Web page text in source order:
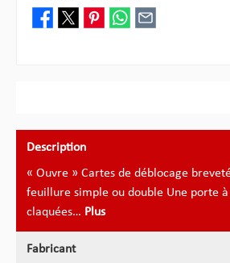
Description
« Ouvre » Cartes de déblocage
feuillure simple ou double Une porte
claquées… Plus
Fabricant